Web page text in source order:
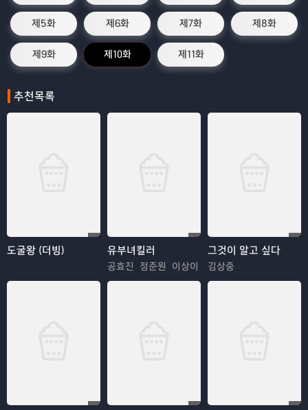
제5화 제6화 제7화 제8화
제9화 제10화 제11화
추천목록
도굴왕 (더빙) 유부녀킬러
공효진 정준원 이상이
그것이 알고 싶다
김상중